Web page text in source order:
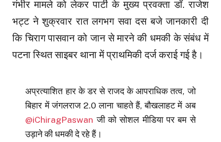
गंभीर मामले को लेकर पार्टी के मुख्य प्रवक्ता डॉ. राजेश
भट्ट ने शुक्रवार रात लगभग सवा दस बजे जानकारी दी
कि चिराग पासवान को जान से मारने की धमकी के संबंध में
पटना स्थित साइबर थाना में प्राथमिकी दर्ज कराई गई है।
अप्रत्याशित हार के डर से राजद के आपराधिक तत्व, जो
बिहार में जंगलराज 2.0 लाना चाहते हैं, बौखलाहट में अब
@iChiragPaswan जी को सोशल मीडिया पर बम से
उड़ाने की धमकी दे रहे हैं।